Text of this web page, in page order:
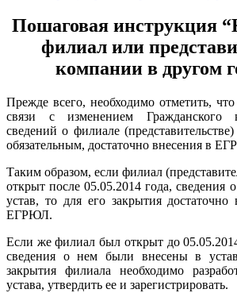
Пошаговая инструкция
филиал или
компании в другом
Прежде всего, необходимо отметить,
связи с изменением Гражданского
сведений о филиале
обязательным, достаточно внесения в
Таким образом, если филиал
открыт после 05.05.2014 года, сведения
устав, то для его закрытия достаточно
ЕГРЮЛ.
Если же филиал был открыт до
сведения о нем были внесены в
закрытия филиала необходимо
устава, утвердить ее и зарегистрировать.